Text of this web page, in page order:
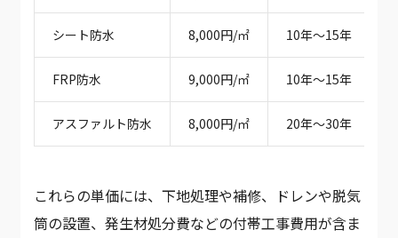
シート防水 8,000円/㎡ 10年～15年
FRP防水 9,000円/㎡ 10年～15年
アスファルト防水 8,000円/㎡ 20年～30年
これらの単価には、下地処理や補修、ドレンや脱気
筒の設置、発生材処分費などの付帯工事費用が含ま